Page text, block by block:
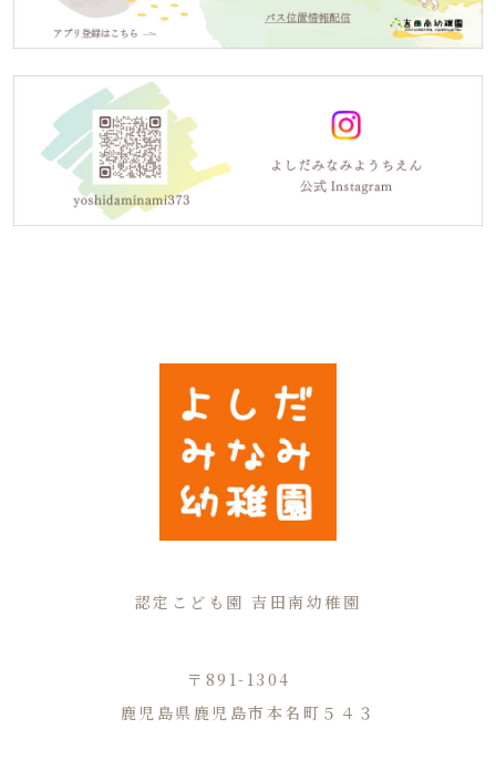
認定こども園 吉田南幼稚園
〒891-1304
鹿児島県鹿児島市本名町５４３